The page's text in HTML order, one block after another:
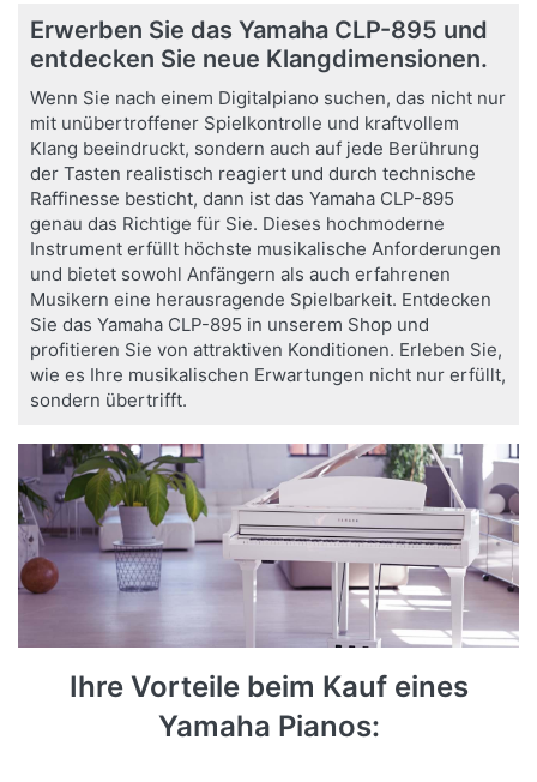
Erwerben Sie das Yamaha CLP-895 und
entdecken Sie neue Klangdimensionen.
Wenn Sie nach einem Digitalpiano suchen, das nicht nur
mit unübertroffener Spielkontrolle und kraftvollem
Klang beeindruckt, sondern auch auf jede Berührung
der Tasten realistisch reagiert und durch technische
Raffinesse besticht, dann ist das Yamaha CLP-895
genau das Richtige für Sie. Dieses hochmoderne
Instrument erfüllt höchste musikalische Anforderungen
und bietet sowohl Anfängern als auch erfahrenen
Musikern eine herausragende Spielbarkeit. Entdecken
Sie das Yamaha CLP-895 in unserem Shop und
profitieren Sie von attraktiven Konditionen. Erleben Sie,
wie es Ihre musikalischen Erwartungen nicht nur erfüllt,
sondern übertrifft.
Ihre Vorteile beim Kauf eines
Yamaha Pianos: